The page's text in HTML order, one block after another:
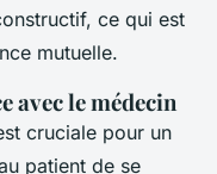
ce qui est
mutuelle.
avec le médecin
cruciale pour un
patient de se